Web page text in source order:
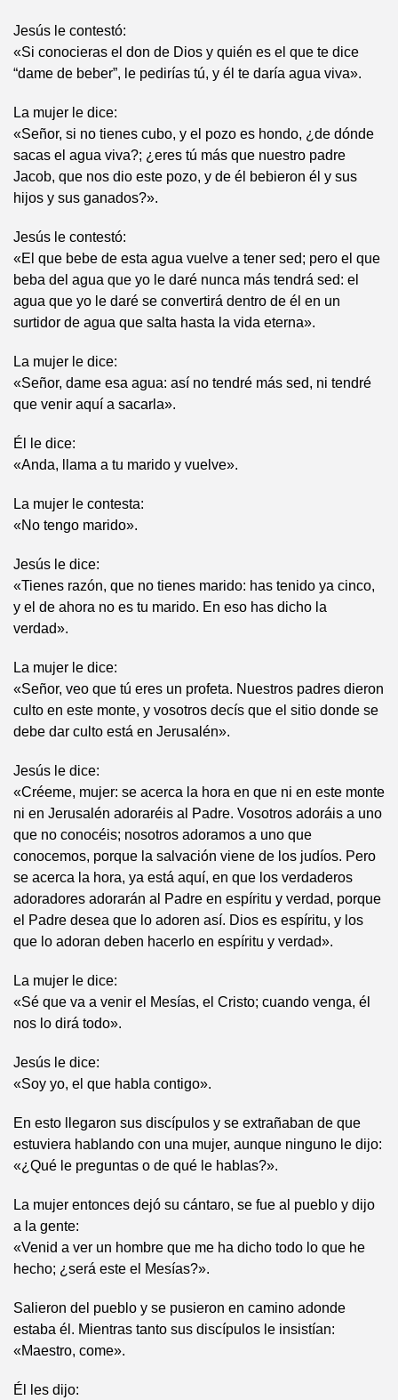
Jesús le contestó:
«Si conocieras el don de Dios y quién es el que te dice
“dame de beber”, le pedirías tú, y él te daría agua viva».
La mujer le dice:
«Señor, si no tienes cubo, y el pozo es hondo, ¿de dónde
sacas el agua viva?; ¿eres tú más que nuestro padre
Jacob, que nos dio este pozo, y de él bebieron él y sus
hijos y sus ganados?».
Jesús le contestó:
«El que bebe de esta agua vuelve a tener sed; pero el que
beba del agua que yo le daré nunca más tendrá sed: el
agua que yo le daré se convertirá dentro de él en un
surtidor de agua que salta hasta la vida eterna».
La mujer le dice:
«Señor, dame esa agua: así no tendré más sed, ni tendré
que venir aquí a sacarla».
Él le dice:
«Anda, llama a tu marido y vuelve».
La mujer le contesta:
«No tengo marido».
Jesús le dice:
«Tienes razón, que no tienes marido: has tenido ya cinco,
y el de ahora no es tu marido. En eso has dicho la
verdad».
La mujer le dice:
«Señor, veo que tú eres un profeta. Nuestros padres dieron
culto en este monte, y vosotros decís que el sitio donde se
debe dar culto está en Jerusalén».
Jesús le dice:
«Créeme, mujer: se acerca la hora en que ni en este monte
ni en Jerusalén adoraréis al Padre. Vosotros adoráis a uno
que no conocéis; nosotros adoramos a uno que
conocemos, porque la salvación viene de los judíos. Pero
se acerca la hora, ya está aquí, en que los verdaderos
adoradores adorarán al Padre en espíritu y verdad, porque
el Padre desea que lo adoren así. Dios es espíritu, y los
que lo adoran deben hacerlo en espíritu y verdad».
La mujer le dice:
«Sé que va a venir el Mesías, el Cristo; cuando venga, él
nos lo dirá todo».
Jesús le dice:
«Soy yo, el que habla contigo».
En esto llegaron sus discípulos y se extrañaban de que
estuviera hablando con una mujer, aunque ninguno le dijo:
«¿Qué le preguntas o de qué le hablas?».
La mujer entonces dejó su cántaro, se fue al pueblo y dijo
a la gente:
«Venid a ver un hombre que me ha dicho todo lo que he
hecho; ¿será este el Mesías?».
Salieron del pueblo y se pusieron en camino adonde
estaba él. Mientras tanto sus discípulos le insistían:
«Maestro, come».
Él les dijo: